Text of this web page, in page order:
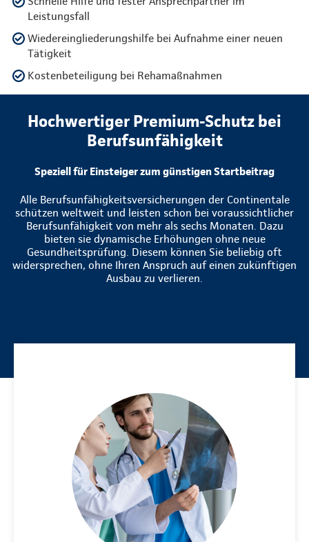
Leistungsfall
Wiedereingliederungshilfe bei Aufnahme einer neuen
Tätigkeit
Kostenbeteiligung bei Rehamaßnahmen
Hochwertiger Premium-Schutz bei
Berufsunfähigkeit
Speziell für Einsteiger zum günstigen Startbeitrag
Alle Berufsunfähigkeitsversicherungen der Continentale
schützen weltweit und leisten schon bei voraussichtlicher
Berufsunfähigkeit von mehr als sechs Monaten. Dazu
bieten sie dynamische Erhöhungen ohne neue
Gesundheitsprüfung. Diesem können Sie beliebig oft
widersprechen, ohne Ihren Anspruch auf einen zukünftigen
Ausbau zu verlieren.